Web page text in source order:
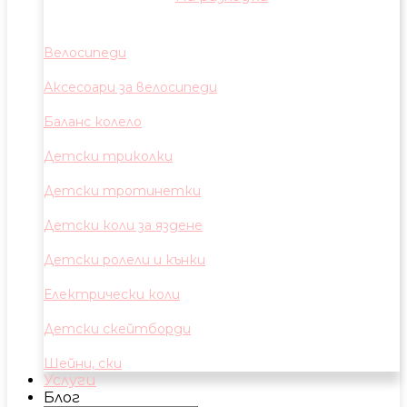
Велосипеди
Аксесоари за велосипеди
Баланс колело
Детски триколки
Детски тротинетки
Детски коли за яздене
Детски ролели и кънки
Електрически коли
Детски скейтборди
Шейни, ски
Услуги
Блог